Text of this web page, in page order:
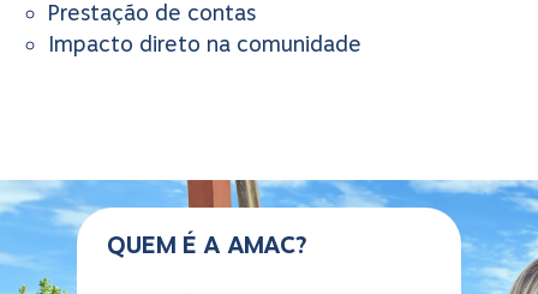
Prestação de contas
Impacto direto na comunidade
QUEM É A AMAC?